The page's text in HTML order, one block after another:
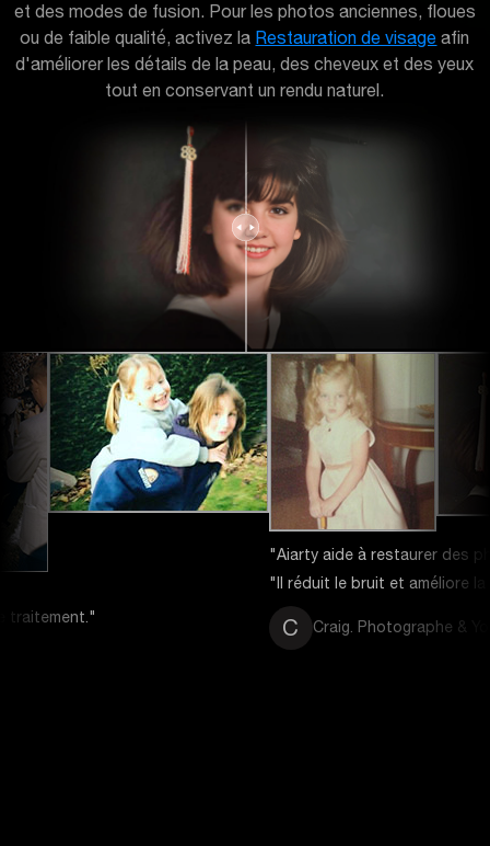
et des modes de fusion. Pour les photos anciennes, floues
ou de faible qualité, activez la Restauration de visage afin
d'améliorer les détails de la peau, des cheveux et des yeux
tout en conservant un rendu naturel.
"Aiarty aide à restaurer des photos âgées de 70 ans numérisées
"Il réduit le bruit et améliore la netteté pour une meilleure
C Craig. Photographe & YouTubeur